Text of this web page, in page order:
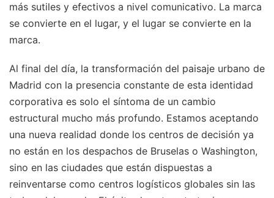
más sutiles y efectivos a nivel comunicativo. La marca
se convierte en el lugar, y el lugar se convierte en la
marca.
Al final del día, la transformación del paisaje urbano de
Madrid con la presencia constante de esta identidad
corporativa es solo el síntoma de un cambio
estructural mucho más profundo. Estamos aceptando
una nueva realidad donde los centros de decisión ya
no están en los despachos de Bruselas o Washington,
sino en las ciudades que están dispuestas a
reinventarse como centros logísticos globales sin las